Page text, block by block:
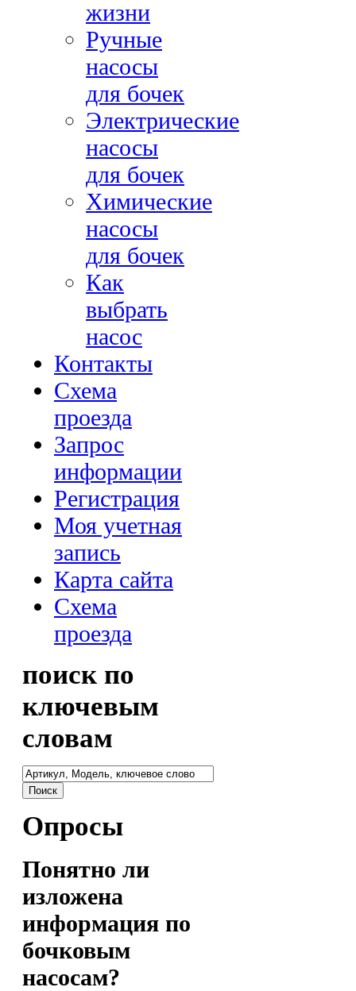
жизни
Ручные
насосы
для бочек
Электрические
насосы
для бочек
Химические
насосы
для бочек
Как
выбрать
насос
Контакты
Схема
проезда
Запрос
информации
Регистрация
Моя учетная
запись
Карта сайта
Схема
проезда
поиск по
ключевым
словам
Опросы
Понятно ли
изложена
информация по
бочковым
насосам?